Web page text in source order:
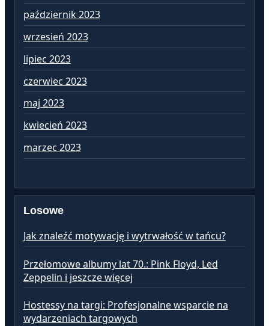
październik 2023
wrzesień 2023
lipiec 2023
czerwiec 2023
maj 2023
kwiecień 2023
marzec 2023
Losowe
Jak znaleźć motywację i wytrwałość w tańcu?
Przełomowe albumy lat 70.: Pink Floyd, Led
Zeppelin i jeszcze więcej
Hostessy na targi: Profesjonalne wsparcie na
wydarzeniach targowych